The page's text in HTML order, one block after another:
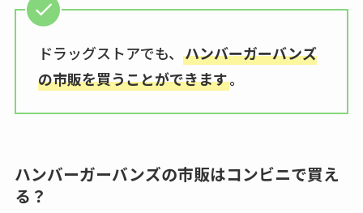
ドラッグストアでも、 ハンバーガーバンズ
の市販を買うことができます。
ハンバーガーバンズの市販はコンビニで買え
る？